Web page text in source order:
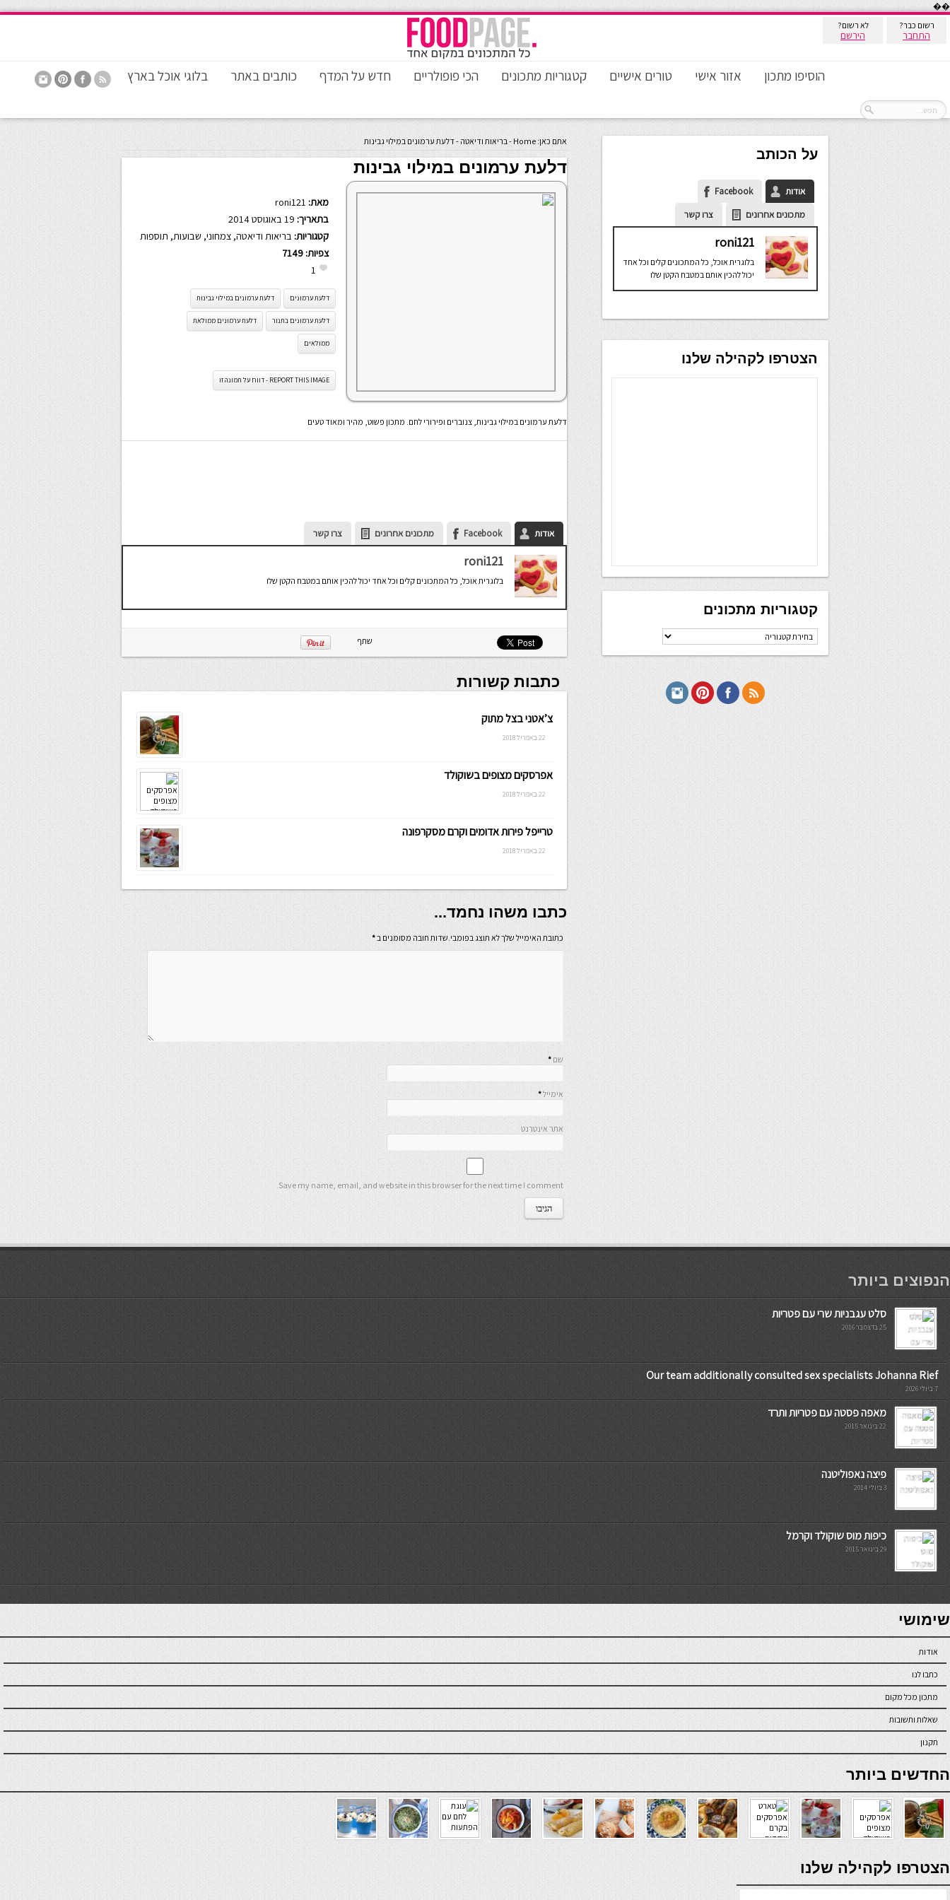
��
רשום כבר?
התחבר
לא רשום?
הירשם
הוסיפו מתכון אזור אישי טורים אישיים קטגוריות מתכונים הכי פופולריים חדש על המדף כותבים באתר בלוגי אוכל בארץ
אתם כאן: Home
-בריאות ודיאטה -דלעת ערמונים במילוי גבינות
דלעת ערמונים במילוי גבינות
מאת: roni121
בתאריך:
קטגוריות: בריאות ודיאטה, צמחוני, שבועות, תוספות
צפיות: 7149
1
דלעת ערמונים דלעת ערמונים במילוי גבינות
דלעת ערמונים בתנור דלעת ערמונים ממולאת
ממולאים
REPORT THIS IMAGE - דווח על תמונה זו
דלעת ערמונים במילוי גבינות, צנוברים ופירורי לחם. מתכון פשוט, מהיר ומאוד טעים
אודות Facebook מתכונים אחרונים צרו קשר
roni121
בלוגרית אוכל, כל המתכונים קלים וכל אחד יכול להכין אותם במטבח הקטן שלו
שתף
כתבות קשורות
צ’אטני בצל מתוק
22 באפריל 2018
אפרסקים מצופים בשוקולד
22 באפריל 2018
טרייפל פירות אדומים וקרם מסקרפונה
22 באפריל 2018
כתבו משהו נחמד...
כתובת האימייל שלך לא תוצג בפומבי.שדות חובה מסומנים ב*
שם *
אימייל*
אתר אינטרנט
Save my name, email, and website in this browser for the next time I comment.
על הכותב
אודות
Facebook
מתכונים אחרונים
צרו קשר
roni121
בלוגרית אוכל, כל המתכונים קלים וכל אחד
יכול להכין אותם במטבח הקטן שלו
הצטרפו לקהילה שלנו
קטגוריות מתכונים
קטגוריות
מתכונים
мостбет кг
הנפוצים ביותר
סלט עגבניות שרי עם פטריות
25 בדצמבר 2016
Our team additionally consulted sex specialists Johanna Rief
7 ביולי 2026
מאפה פסטה עם פטריות ותרד
22 בינואר 2015
פיצה נאפוליטנה
3 ביולי 2014
כיפות מוס שוקולד וקרמל
29 בינואר 2015
7slots
seriöse online casinos österreich
שימושי
אודות
כתבו לנו
מתכון מכל מקום
שאלות ותשובות
תקנון
online casino
החדשים ביותר
verde casino
הצטרפו לקהילה שלנו